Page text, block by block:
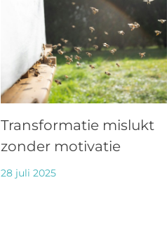
Transformatie mislukt
zonder motivatie
28 juli 2025